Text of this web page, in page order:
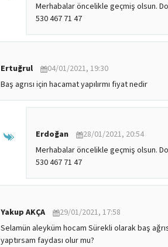
Merhabalar öncelikle geçmiş olsun.
530 467 71 47
Ertuğrul
04/01/2021, 19:30
Baş agrısı için hacamat yapılırmı fiyat nedir
Erdoğan
28/01/2021, 20:54
Merhabalar öncelikle geçmiş olsun.
530 467 71 47
Yakup AKÇA
29/01/2021, 17:58
Selamün aleyküm hocam Sürekli olarak baş
yaptırsam faydası olur mu?